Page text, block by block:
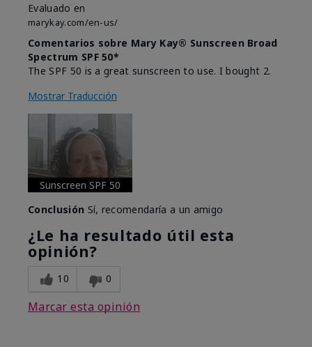
Evaluado en
marykay.com/en-us/
Comentarios sobre Mary Kay® Sunscreen Broad
Spectrum SPF 50*
The SPF 50 is a great sunscreen to use. I bought 2.
Mostrar Traducción
Sunscreen SPF 50
Conclusión Sí, recomendaría a un amigo
¿Le ha resultado útil esta
opinión?
10 0
Marcar esta opinión